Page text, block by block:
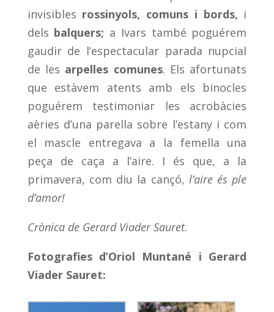
invisibles rossinyols, comuns i bords, i
dels balquers; a Ivars també poguérem
gaudir de l’espectacular parada nupcial
de les arpelles comunes. Els afortunats
que estàvem atents amb els binocles
poguérem testimoniar les acrobàcies
aèries d’una parella sobre l’estany i com
el mascle entregava a la femella una
peça de caça a l’aire. I és que, a la
primavera, com diu la cançó, l’aire és ple
d’amor!
Crònica de Gerard Viader Sauret.
Fotografies d’Oriol Muntané i Gerard
Viader Sauret: